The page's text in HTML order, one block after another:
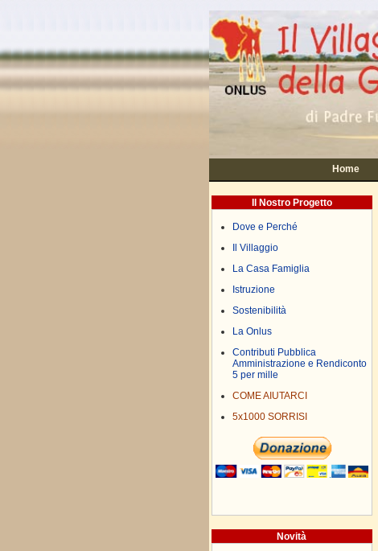
Home
Il Nostro Progetto
Dove e Perché
Il Villaggio
La Casa Famiglia
Istruzione
Sostenibilità
La Onlus
Contributi Pubblica
Amministrazione e Rendiconto
5 per mille
COME AIUTARCI
5x1000 SORRISI
Novità